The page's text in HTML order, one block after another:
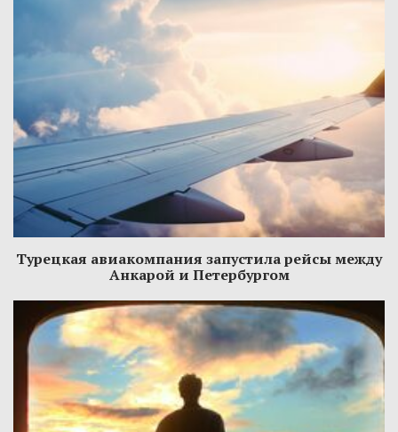
Турецкая авиакомпания запустила рейсы между
Анкарой и Петербургом